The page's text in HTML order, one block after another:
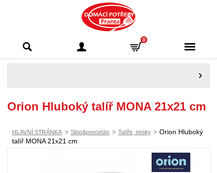
Franta - Příbram
0
Orion Hluboký talíř MONA 21x21 cm
HLAVNÍ STRÁNKA > Sklo&porcelán > Talíře, misky > Orion Hluboký
talíř MONA 21x21 cm